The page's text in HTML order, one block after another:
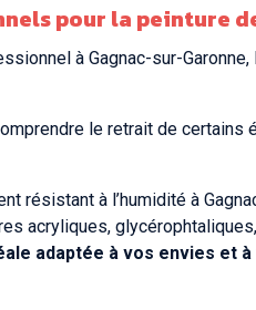
pour la peinture
à Gagnac-sur-
le retrait de
résistant à l’humidité à
acryliques,
adaptée à vos envies et